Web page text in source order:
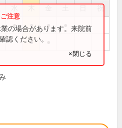
祝
● ● ●
●
の場合があります。来院前
認ください。
×閉じる